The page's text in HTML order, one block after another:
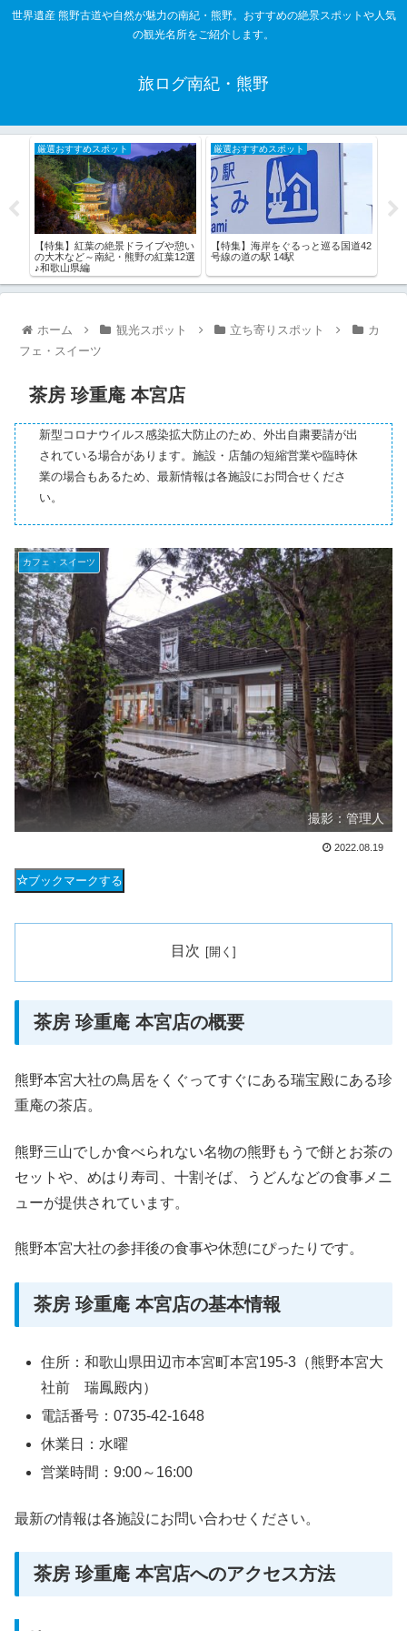
世界遺産 熊野古道や自然が魅力の南紀・熊野。おすすめの絶景スポットや人気
の観光名所をご紹介します。
旅ログ南紀・熊野
厳選おすすめスポット
【特集】紅葉の絶景ドライブや憩い
の大木など～南紀・熊野の紅葉12選
♪和歌山県編
厳選おすすめスポット
【特集】海岸をぐるっと巡る国道42
号線の道の駅 14駅
ホーム 観光スポット 立ち寄りスポット
カ
フェ・スイーツ
茶房 珍重庵 本宮店
新型コロナウイルス感染拡大防止のため、外出自粛要請が出
されている場合があります。施設・店舗の短縮営業や臨時休
業の場合もあるため、最新情報は各施設にお問合せくださ
い。
カフェ・スイーツ
撮影：管理人
2022.08.19
ブックマークする
目次
茶房 珍重庵 本宮店の概要
熊野本宮大社の鳥居をくぐってすぐにある瑞宝殿にある珍
重庵の茶店。
熊野三山でしか食べられない名物の熊野もうで餅とお茶の
セットや、めはり寿司、十割そば、うどんなどの食事メニ
ューが提供されています。
熊野本宮大社の参拝後の食事や休憩にぴったりです。
茶房 珍重庵 本宮店の基本情報
住所：和歌山県田辺市本宮町本宮195-3（熊野本宮大
社前 瑞鳳殿内）
電話番号：0735-42-1648
休業日：水曜
営業時間：9:00～16:00
最新の情報は各施設にお問い合わせください。
茶房 珍重庵 本宮店へのアクセス方法